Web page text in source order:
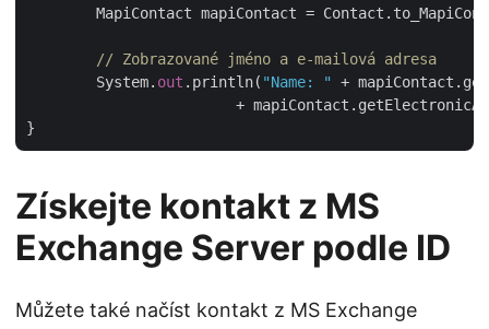
// Zobrazované jméno a e-mailová adresa
	System.
out .println( "Name: "
+
Získejte kontakt z MS
Exchange Server podle ID
Můžete také načíst kontakt z MS Exchange